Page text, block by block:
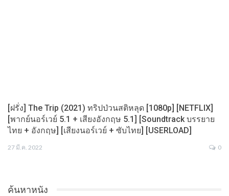
[ฝรั่ง] The Trip (2021) ทริปป่วนสติหลุด [1080p] [NETFLIX]
[พากย์นอร์เวย์ 5.1 + เสียงอังกฤษ 5.1] [Soundtrack บรรยาย
ไทย + อังกฤษ] [เสียงนอร์เวย์ + ซับไทย] [USERLOAD]
27 มี.ค. 2022 0
ค้นหาหนัง